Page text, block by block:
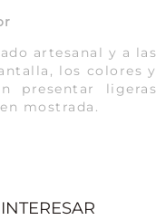
artesanal y a las
los colores y
presentar ligeras
mostrada.